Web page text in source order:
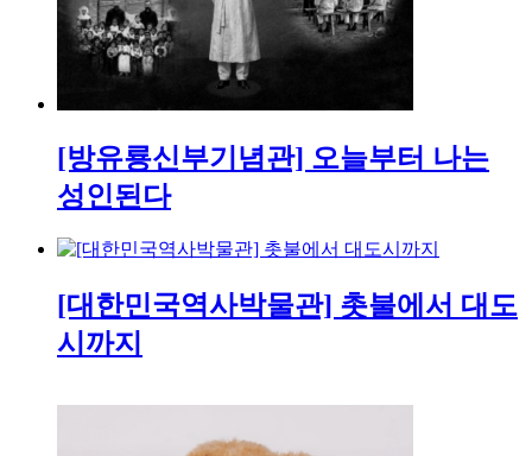
[방유룡신부기념관] 오늘부터 나는
성인된다
[대한민국역사박물관] 촛불에서 대도
시까지